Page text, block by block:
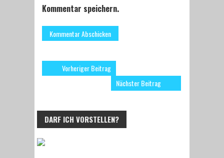
Kommentar speichern.
Vorheriger Beitrag
Nächster Beitrag
DARF ICH VORSTELLEN?